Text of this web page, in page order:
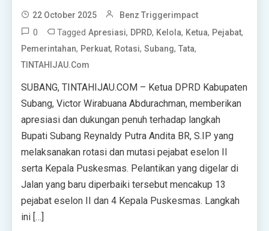
22 October 2025 Benz Triggerimpact
0 TaggedApresiasi, DPRD, Kelola, Ketua, Pejabat,
Pemerintahan, Perkuat, Rotasi,Subang,Tata,
TINTAHIJAU.com
SUBANG, TINTAHIJAU.COM – Ketua DPRD Kabupaten
Subang, Victor Wirabuana Abdurachman, memberikan
apresiasi dan dukungan penuh terhadap langkah
Bupati Subang Reynaldy Putra Andita BR, S.IP yang
melaksanakan rotasi dan mutasi pejabat eselon II
serta Kepala Puskesmas. Pelantikan yang digelar di
Jalan yang baru diperbaiki tersebut mencakup 13
pejabat eselon II dan 4 Kepala Puskesmas. Langkah
ini […]